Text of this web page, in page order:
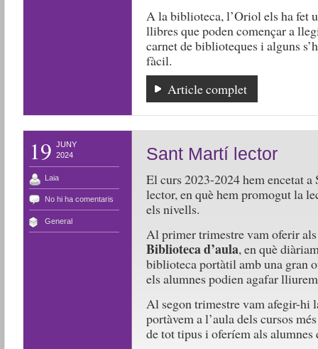
A la biblioteca, l’Oriol els ha fet
llibres que poden començar a
carnet de biblioteques i alguns
fàcil.
Article complet
19 JUNY
2024
Laia
No hi ha comentaris
General
Sant Martí lector
El curs 2023-2024 hem encetat
lector, en què hem promogut la
els nivells.
Al primer trimestre vam oferir
Biblioteca d’aula, en què
biblioteca portàtil amb una gran
els alumnes podien agafar
Al segon trimestre vam afegir-hi
portàvem a l’aula dels cursos
de tot tipus i oferíem als alumnes